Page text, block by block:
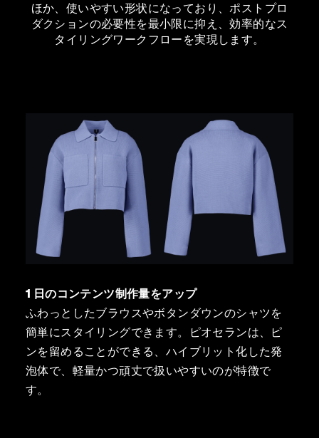
ほか、使いやすい形状になっており、ポストプロ
ダクションの必要性を最小限に抑え、効率的なス
タイリングワークフローを実現します。
1 日のコンテンツ制作量をアップ
ふわっとしたブラウスやボタンダウンのシャツを
簡単にスタイリングできます。ピオセランは、ピ
ンを留めることができる、ハイブリット化した発
泡体で、軽量かつ頑丈で扱いやすいのが特徴で
す。